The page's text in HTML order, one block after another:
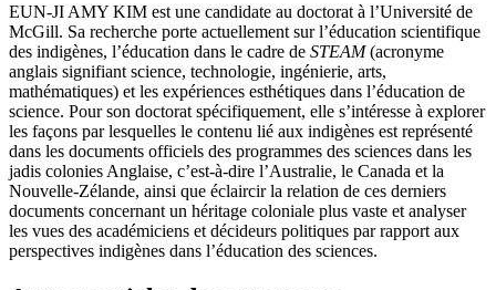
EUN-JI AMY KIM est une candidate au doctorat à l’Université de
McGill. Sa recherche porte actuellement sur l’éducation scientifique
des indigènes, l’éducation dans le cadre de STEAM(acronyme
anglais signifiant science, technologie, ingénierie, arts,
mathématiques) et les expériences esthétiques dans l’éducation de
science. Pour son doctorat spécifiquement, elle s’intéresse à explorer
les façons par lesquelles le contenu lié aux indigènes est représenté
dans les documents officiels des programmes des sciences dans les
jadis colonies Anglaise, c’est-à-dire l’Australie, le Canada et la
Nouvelle-Zélande, ainsi que éclaircir la relation de ces derniers
documents concernant un héritage coloniale plus vaste et analyser
les vues des académiciens et décideurs politiques par rapport aux
perspectives indigènes dans l’éducation des sciences.